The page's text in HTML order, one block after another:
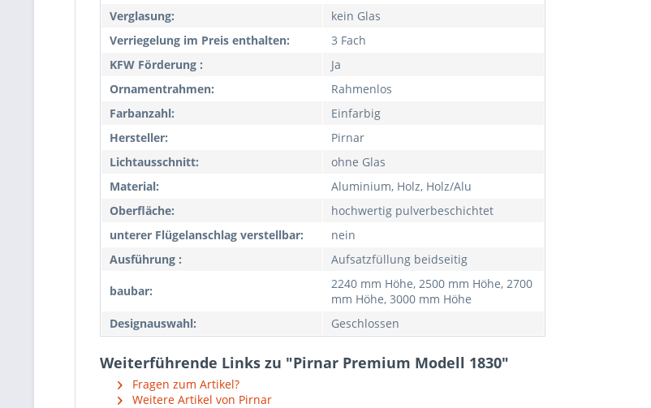
Verglasung:
kein Glas
Verriegelung im Preis enthalten:
3 Fach
KFW Förderung :
Ja
Ornamentrahmen:
Rahmenlos
Farbanzahl:
Einfarbig
Hersteller:
Pirnar
Lichtausschnitt:
ohne Glas
Material:
Aluminium, Holz, Holz/Alu
Oberfläche:
hochwertig pulverbeschichtet
unterer Flügelanschlag verstellbar:
nein
Ausführung :
Aufsatzfüllung beidseitig
baubar:
2240 mm Höhe, 2500 mm Höhe, 2700
mm Höhe, 3000 mm Höhe
Designauswahl:
Geschlossen
Weiterführende Links zu "Pirnar Premium Modell 1830"
Fragen zum Artikel?
Weitere Artikel von Pirnar